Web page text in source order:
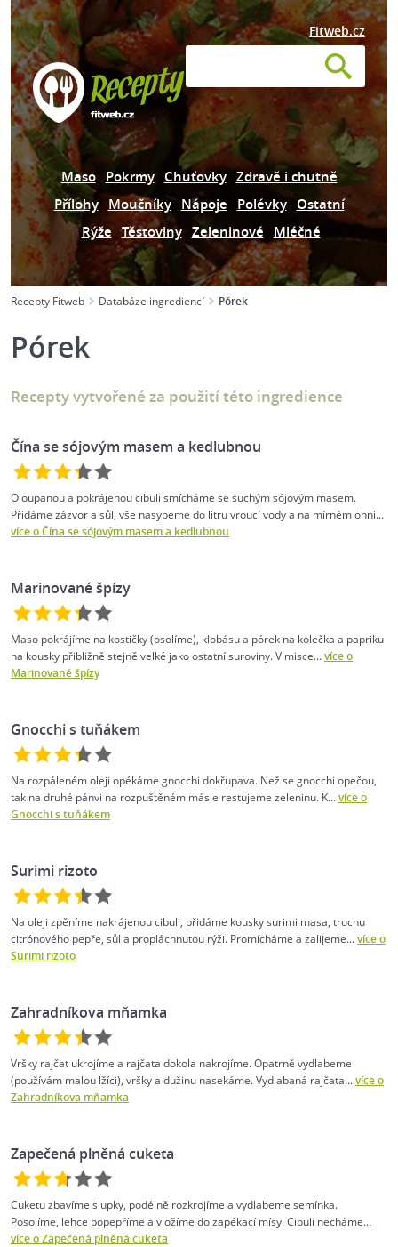
Fitweb.cz
Maso Pokrmy Chuťovky Zdravě i chutně
Přílohy Moučníky Nápoje Polévky Ostatní
Rýže Těstoviny Zeleninové Mléčné
Recepty Fitweb Databáze ingrediencí Pórek
Pórek
Recepty vytvořené za použití této ingredience
Čína se sójovým masem a kedlubnou
Oloupanou a pokrájenou cibuli smícháme se suchým sójovým masem.
Přidáme zázvor a sůl, vše nasypeme do litru vroucí vody a na mírném ohni...
více o Čína se sójovým masem a kedlubnou
Marinované špízy
Maso pokrájíme na kostičky (osolíme), klobásu a pórek na kolečka a papriku
na kousky přibližně stejně velké jako ostatní suroviny. V misce...více o
Marinované špízy
Gnocchi s tuňákem
Na rozpáleném oleji opékáme gnocchi dokřupava. Než se gnocchi opečou,
tak na druhé pánvi na rozpuštěném másle restujeme zeleninu. K...více o
Gnocchi s tuňákem
Surimi rizoto
Na oleji zpěníme nakrájenou cibuli, přidáme kousky surimi masa, trochu
citrónového pepře, sůl a propláchnutou rýži. Promícháme a zalijeme...více o
Surimi rizoto
Zahradníkova mňamka
Vršky rajčat ukrojíme a rajčata dokola nakrojíme. Opatrně vydlabeme
(používám malou lžíci), vršky a dužinu nasekáme. Vydlabaná rajčata...více o
Zahradníkova mňamka
Zapečená plněná cuketa
Cuketu zbavíme slupky, podélně rozkrojíme a vydlabeme semínka.
Posolíme, lehce popepříme a vložíme do zapékací mísy. Cibuli necháme...
více o Zapečená plněná cuketa